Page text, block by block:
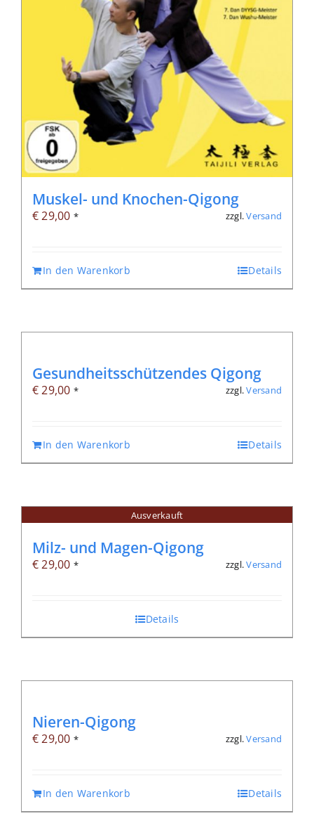
Muskel- und Knochen-Qigong
€29,00 * zzgl.Versand
In den Warenkorb Details
Gesundheitsschützendes Qigong
€29,00 * zzgl.Versand
In den Warenkorb Details
Ausverkauft
Milz- und Magen-Qigong
€29,00 * zzgl.Versand
Details
Nieren-Qigong
€29,00 * zzgl.Versand
In den Warenkorb Details